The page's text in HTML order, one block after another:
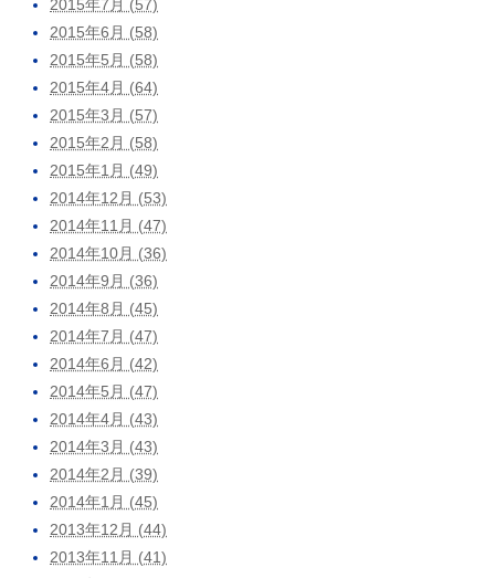
2015年7月 (57)
2015年6月 (58)
2015年5月 (58)
2015年4月 (64)
2015年3月 (57)
2015年2月 (58)
2015年1月 (49)
2014年12月 (53)
2014年11月 (47)
2014年10月 (36)
2014年9月 (36)
2014年8月 (45)
2014年7月 (47)
2014年6月 (42)
2014年5月 (47)
2014年4月 (43)
2014年3月 (43)
2014年2月 (39)
2014年1月 (45)
2013年12月 (44)
2013年11月 (41)